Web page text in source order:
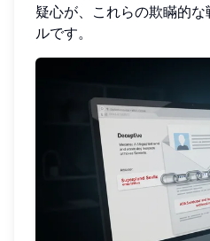
疑心が、これらの欺瞞的
ルです。